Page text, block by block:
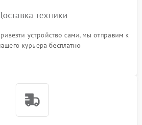
техники
устройство сами, мы отправим к
курьера бесплатно